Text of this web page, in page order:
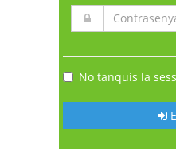
No tanquis la